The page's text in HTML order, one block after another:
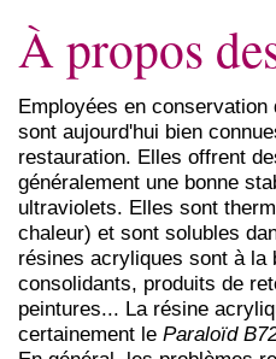
À propos
Employées en
sont aujourd'hui bien
restauration. Elles offrent
généralement une bonne
ultraviolets. Elles sont
chaleur) et sont solubles
résines acryliques sont à
consolidants, produits de
peintures... La résine
certainement le Paraloïd